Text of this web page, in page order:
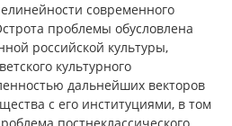
современного
проблемы обусловлена
российской культуры,
культурного
дальнейших векторов
с его институциями, в том